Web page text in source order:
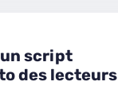
un script
des lecteurs